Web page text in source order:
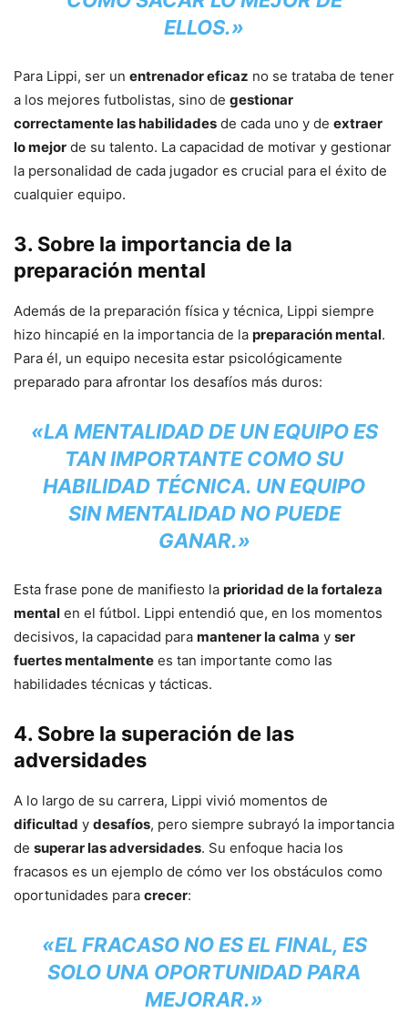
ELLOS.»
Para Lippi, ser un entrenador eficaz no se trataba de tener
a los mejores futbolistas, sino de gestionar
correctamente las habilidades de cada uno y de extraer
lo mejor de su talento. La capacidad de motivar y gestionar
la personalidad de cada jugador es crucial para el éxito de
cualquier equipo.
3. Sobre la importancia de la
preparación mental
Además de la preparación física y técnica, Lippi siempre
hizo hincapié en la importancia de la preparación mental.
Para él, un equipo necesita estar psicológicamente
preparado para afrontar los desafíos más duros:
«LA MENTALIDAD DE UN EQUIPO ES
TAN IMPORTANTE COMO SU
HABILIDAD TÉCNICA. UN EQUIPO
SIN MENTALIDAD NO PUEDE
GANAR.»
Esta frase pone de manifiesto la prioridad de la fortaleza
mental en el fútbol. Lippi entendió que, en los momentos
decisivos, la capacidad para mantener la calma y ser
fuertes mentalmente es tan importante como las
habilidades técnicas y tácticas.
4. Sobre la superación de las
adversidades
A lo largo de su carrera, Lippi vivió momentos de
dificultad y desafíos, pero siempre subrayó la importancia
de superar las adversidades. Su enfoque hacia los
fracasos es un ejemplo de cómo ver los obstáculos como
oportunidades para crecer:
«EL FRACASO NO ES EL FINAL, ES
SOLO UNA OPORTUNIDAD PARA
MEJORAR.»